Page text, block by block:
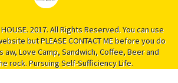
HOUSE. 2017. All Rights Reserved. You can use
but PLEASE CONTACT ME before you do
aw, Love Camp, Sandwich, Coffee, Beer and
rock. Pursuing Self-Sufficiency Life.